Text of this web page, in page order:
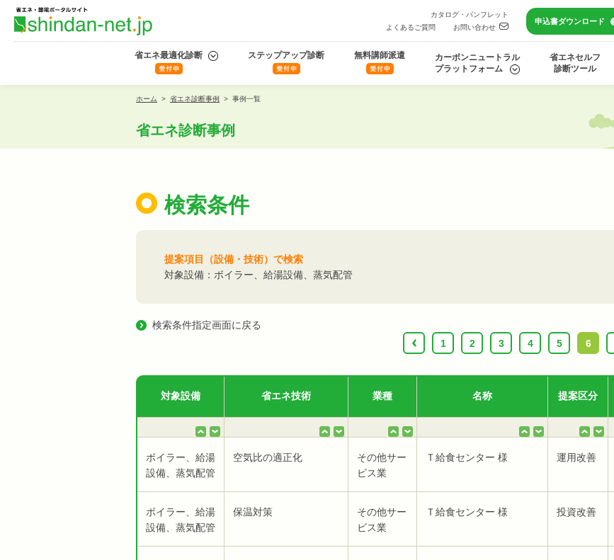
カタログ・パンフレット
よくあるご質問
お問い合わせ
申込書ダウンロード
省エネ最適化診断 ステップアップ診断 無料講師派遣
カーボンニュートラル
プラットフォーム
省エネセルフ
診断ツール
ホーム > 省エネ診断事例 > 事例一覧
省エネ診断事例
検索条件
提案項目（設備・技術）で検索
対象設備：ボイラー、給湯設備、蒸気配管
検索条件指定画面に戻る
‹
1 2 3 4 5 6
対象設備 省エネ技術 業種 名称 提案区分
ボイラー、給湯
設備、蒸気配管
空気比の適正化
その他サー
ビス業
Ｔ給食センター 様 運用改善
ボイラー、給湯
設備、蒸気配管
保温対策
その他サー
ビス業
Ｔ給食センター 様 投資改善